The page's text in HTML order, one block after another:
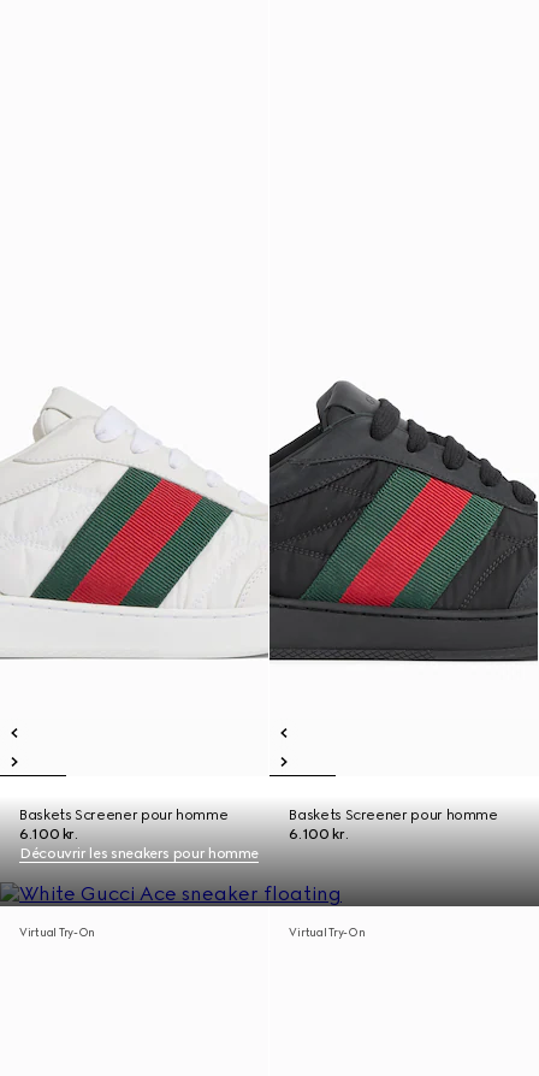
Baskets Screener pour homme
6.100 kr.
Baskets Screener pour homme
6.100 kr.
Découvrir les sneakers pour homme
Virtual Try-On Virtual Try-On